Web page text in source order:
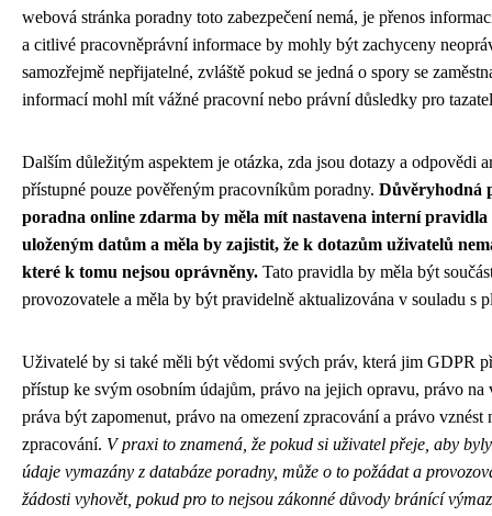
webová stránka poradny toto zabezpečení nemá, je přenos
a citlivé pracovněprávní informace by mohly být zachyceny
samozřejmě nepřijatelné, zvláště pokud se jedná o spory se
informací mohl mít vážné pracovní nebo právní důsledky pro
Dalším důležitým aspektem je otázka, zda jsou dotazy a odpovědi
přístupné pouze pověřeným pracovníkům poradny. Důvěryhodná
poradna online zdarma by měla mít nastavena interní
uloženým datům a měla by zajistit, že k dotazům uživatelů
které k tomu nejsou oprávněny. Tato pravidla by měla být
provozovatele a měla by být pravidelně aktualizována v souladu s
Uživatelé by si také měli být vědomi svých práv, která jim GDPR
přístup ke svým osobním údajům, právo na jejich opravu, právo na
práva být zapomenut, právo na omezení zpracování a právo vznést
zpracování. V praxi to znamená, že pokud si uživatel přeje, aby
údaje vymazány z databáze poradny, může o to požádat a
žádosti vyhovět, pokud pro to nejsou zákonné důvody bránící